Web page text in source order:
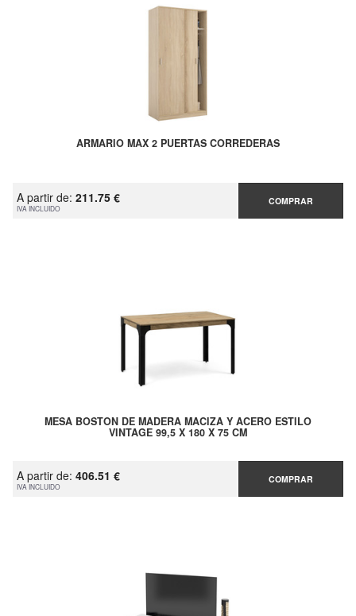
ARMARIO MAX 2 PUERTAS CORREDERAS
A partir de: 211.75 €
IVA INCLUIDO
COMPRAR
MESA BOSTON DE MADERA MACIZA Y ACERO ESTILO
VINTAGE 99,5 X 180 X 75 CM
A partir de: 406.51 €
IVA INCLUIDO
COMPRAR